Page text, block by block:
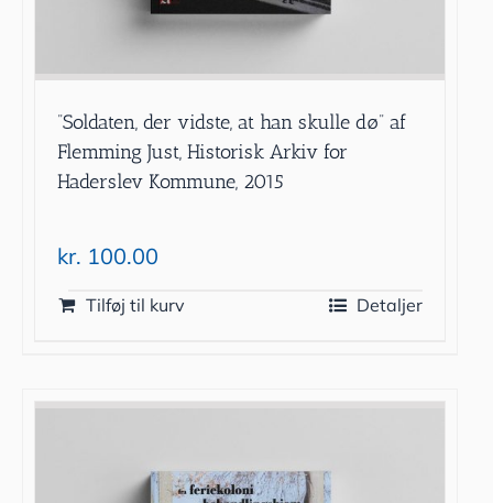
”Soldaten, der vidste, at han skulle dø” af
Flemming Just, Historisk Arkiv for
Haderslev Kommune, 2015
kr. 100.00
Tilføj til kurv Detaljer